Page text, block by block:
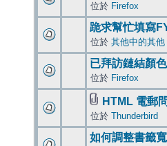
位於 Firefox
跪求幫忙填寫
位於 其他中的其他
已拜訪鏈結顏
位於 Firefox
HTML 電郵
位於 Thunderbird
如何調整書籤